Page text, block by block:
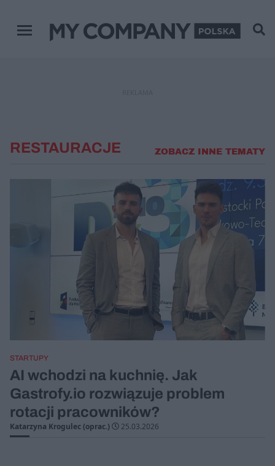
Menu główne
RESTAURACJE ZOBACZ INNE TEMATY
STARTUPY
AI wchodzi na kuchnię. Jak
Gastrofy.io rozwiązuje problem
rotacji pracowników?
Katarzyna Krogulec (oprac.) 25.03.2026